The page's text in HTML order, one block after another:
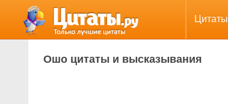
Цитаты
Ошо цитаты и высказывания